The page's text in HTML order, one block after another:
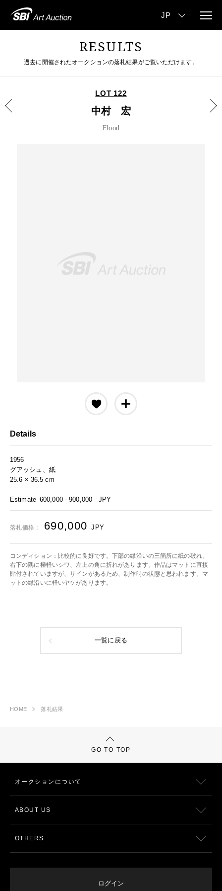
RESULTS
過去に開催されたオークションの落札結果がご覧いただけます。
LOT 122
中村 宏
Flood
Details
1956
グアッシュ、紙
25.6 × 36.5 cm
Estimate 600,000 - 900,000 JPY
落札価格： 690,000 JPY
コンディション：比較的に良好です。下部の縁沿いの三箇所に紙の破れ、
右下の隅に極軽いシワ、左上の角に折れがあります。作品はマットに直接
貼付されていますが、サインがあるため、制作時の状態と思われます。マ
ットの縁沿いに軽いヤケがあります。
一覧に戻る
HOME 落札結果
GO TO TOP
オークションについて
ABOUT US
OTHERS
ログイン